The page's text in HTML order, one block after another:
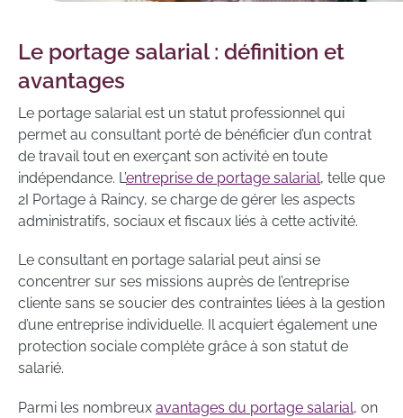
Le portage salarial : définition et
avantages
Le portage salarial est un statut professionnel qui
permet au consultant porté de bénéficier d’un contrat
de travail tout en exerçant son activité en toute
indépendance. L’entreprise de portage salarial, telle que
2I Portage à Raincy, se charge de gérer les aspects
administratifs, sociaux et fiscaux liés à cette activité.
Le consultant en portage salarial peut ainsi se
concentrer sur ses missions auprès de l’entreprise
cliente sans se soucier des contraintes liées à la gestion
d’une entreprise individuelle. Il acquiert également une
protection sociale complète grâce à son statut de
salarié.
Parmi les nombreux avantages du portage salarial, on